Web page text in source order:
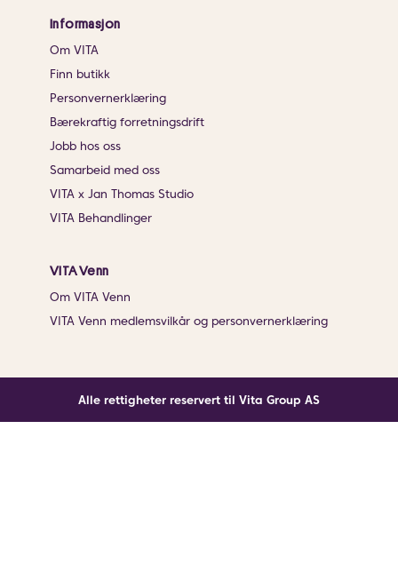
Informasjon
Om VITA
Finn butikk
Personvernerklæring
Bærekraftig forretningsdrift
Jobb hos oss
Samarbeid med oss
VITA x Jan Thomas Studio
VITA Behandlinger
VITA Venn
Om VITA Venn
VITA Venn medlemsvilkår og personvernerklæring
Alle rettigheter reservert til Vita Group AS